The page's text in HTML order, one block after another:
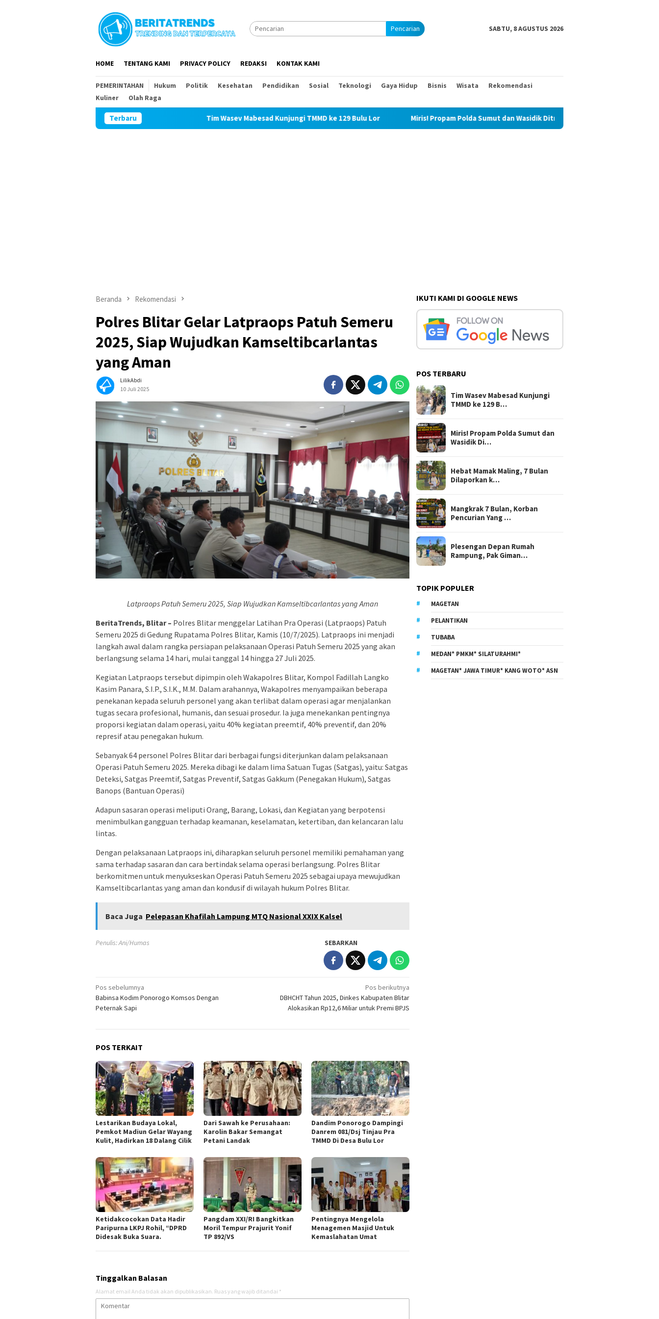
Pencarian SABTU, 8 AGUSTUS 2026
HOME TENTANG KAMI PRIVACY POLICY REDAKSI KONTAK KAMI
PEMERINTAHAN Hukum Politik Kesehatan Pendidikan Sosial Teknologi Gaya Hidup Bisnis Wisata
Rekomendasi
Kuliner
Olah Raga
Terbaru Tim Wasev Mabesad Kunjungi TMMD ke 129 Bulu Lor Miris! Propam Polda Sumut dan Wasidik Ditreskrimum Diduga Permainkan Masyarakat
Beranda Rekomendasi
Polres Blitar Gelar Latpraops Patuh Semeru
2025, Siap Wujudkan Kamseltibcarlantas
yang Aman
LilikAbdi
10 Juli 2025
Latpraops Patuh Semeru 2025, Siap Wujudkan Kamseltibcarlantas yang Aman
BeritaTrends, Blitar – Polres Blitar menggelar Latihan Pra Operasi (Latpraops) Patuh
Semeru 2025 di Gedung Rupatama Polres Blitar, Kamis (10/7/2025). Latpraops ini menjadi
langkah awal dalam rangka persiapan pelaksanaan Operasi Patuh Semeru 2025 yang akan
berlangsung selama 14 hari, mulai tanggal 14 hingga 27 Juli 2025.
Kegiatan Latpraops tersebut dipimpin oleh Wakapolres Blitar, Kompol Fadillah Langko
Kasim Panara, S.I.P., S.I.K., M.M. Dalam arahannya, Wakapolres menyampaikan beberapa
penekanan kepada seluruh personel yang akan terlibat dalam operasi agar menjalankan
tugas secara profesional, humanis, dan sesuai prosedur. Ia juga menekankan pentingnya
proporsi kegiatan dalam operasi, yaitu 40% kegiatan preemtif, 40% preventif, dan 20%
represif atau penegakan hukum.
Sebanyak 64 personel Polres Blitar dari berbagai fungsi diterjunkan dalam pelaksanaan
Operasi Patuh Semeru 2025. Mereka dibagi ke dalam lima Satuan Tugas (Satgas), yaitu: Satgas
Deteksi, Satgas Preemtif, Satgas Preventif, Satgas Gakkum (Penegakan Hukum), Satgas
Banops (Bantuan Operasi)
Adapun sasaran operasi meliputi Orang, Barang, Lokasi, dan Kegiatan yang berpotensi
menimbulkan gangguan terhadap keamanan, keselamatan, ketertiban, dan kelancaran lalu
lintas.
Dengan pelaksanaan Latpraops ini, diharapkan seluruh personel memiliki pemahaman yang
sama terhadap sasaran dan cara bertindak selama operasi berlangsung. Polres Blitar
berkomitmen untuk menyukseskan Operasi Patuh Semeru 2025 sebagai upaya mewujudkan
Kamseltibcarlantas yang aman dan kondusif di wilayah hukum Polres Blitar.
Baca Juga Pelepasan Khafilah Lampung MTQ Nasional XXIX Kalsel
Penulis: Ani/Humas SEBARKAN
Navigasi
pos
Pos sebelumnya
Babinsa Kodim Ponorogo Komsos Dengan
Peternak Sapi
Pos berikutnya
DBHCHT Tahun 2025, Dinkes Kabupaten Blitar
Alokasikan Rp12,6 Miliar untuk Premi BPJS
POS TERKAIT
Lestarikan Budaya Lokal,
Pemkot Madiun Gelar Wayang
Kulit, Hadirkan 18 Dalang Cilik
Dari Sawah ke Perusahaan:
Karolin Bakar Semangat
Petani Landak
Dandim Ponorogo Dampingi
Danrem 081/Dsj Tinjau Pra
TMMD Di Desa Bulu Lor
Ketidakcocokan Data Hadir
Paripurna LKPJ Rohil, “DPRD
Didesak Buka Suara.
Pangdam XXI/RI Bangkitkan
Moril Tempur Prajurit Yonif
TP 892/VS
Pentingnya Mengelola
Menagemen Masjid Untuk
Kemaslahatan Umat
Tinggalkan Balasan
Alamat email Anda tidak akan dipublikasikan. Ruas yang wajib ditandai *
IKUTI KAMI DI GOOGLE NEWS
POS TERBARU
Tim Wasev Mabesad Kunjungi
TMMD ke 129 B…
Miris! Propam Polda Sumut dan
Wasidik Di…
Hebat Mamak Maling, 7 Bulan
Dilaporkan k…
Mangkrak 7 Bulan, Korban
Pencurian Yang …
Plesengan Depan Rumah
Rampung, Pak Giman…
TOPIK POPULER
MAGETAN
PELANTIKAN
TUBABA
MEDAN* PMKM* SILATURAHMI*
MAGETAN* JAWA TIMUR* KANG WOTO* ASN